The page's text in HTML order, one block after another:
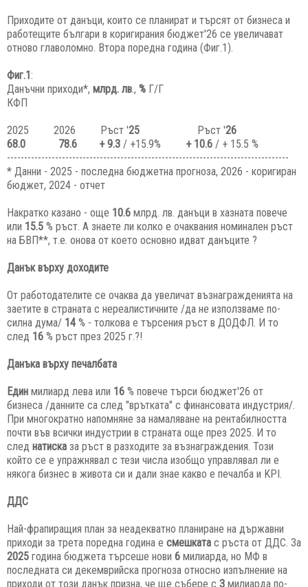
Приходите от данъци, които се планират и търсят от бизнеса и
работещите българи в коригирания бюджет'26 се увеличават
отново главоломно. Втора поредна година (Фиг.1).
Фиг.1:
Данъчни приходи*, млрд. лв., % Г/Г
КФП
2025 2026 Ръст '25 Ръст '26
68.0
78.6 + 9.3 / +15.9% + 10.6 / + 15.5 %
----------------------------------------------------------------------------------
* Данни - 2025 - последна бюджетна прогноза, 2026 - коригиран
бюджет, 2024 - отчет
Накратко казано - още 10.6 млрд. лв. данъци в хазната повече
или 15.5 % ръст. А знаете ли колко е очаквания номинален ръст
на БВП**, т.е. онова от което основно идват данъците ?
Данък върху доходите
От работодателите се очаква да увеличат възнагражденията на
заетите в страната с нереалистичните /да не използваме по-
силна дума/ 14 % - толкова е търсения ръст в ДОДФЛ. И то
след 16 % ръст през 2025 г.?!
Данъка върху печалбата
Един милиард лева или 16 % повече търси бюджет'26 от
бизнеса /данните са след "врътката" с финансовата индустрия/.
При многократно напомняне за намаляване на рентабилността
почти във всички индустрии в страната още през 2025. И то
след натиска за ръст в разходите за възнаграждения. Този
който се е упражнявал с тези числа изобщо управлявал ли е
някога бизнес в живота си и дали знае какво е печалба и KPI.
ДДС
Най-фрапиращия план за неадекватно планиране на държавни
приходи за трета поредна година е смешката с ръста от ДДС. За
2025 година бюджета търсеше нови 6 милиарда, но МФ в
последната си декемврийска прогноза относно изпълнение на
приходи от този данък призна, че ще събере с 3 милиарда по-